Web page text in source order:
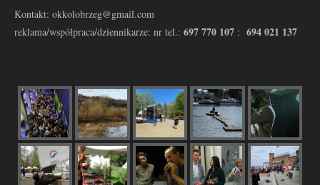
Kontakt: okkolobrzeg@gmail.com
reklama/współpraca/dziennikarze: nr tel.: 697 770 107 : 694 021 137